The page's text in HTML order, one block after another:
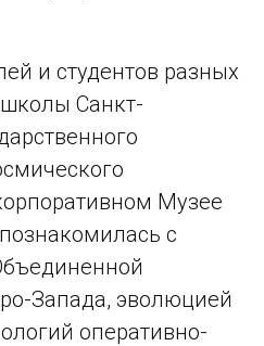
и студентов разных
Санкт-
Музее
с
Запада, эволюцией
оперативно-